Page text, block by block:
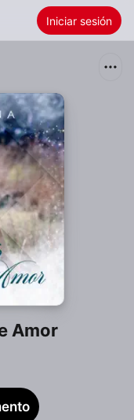
Iniciar sesión
Amor